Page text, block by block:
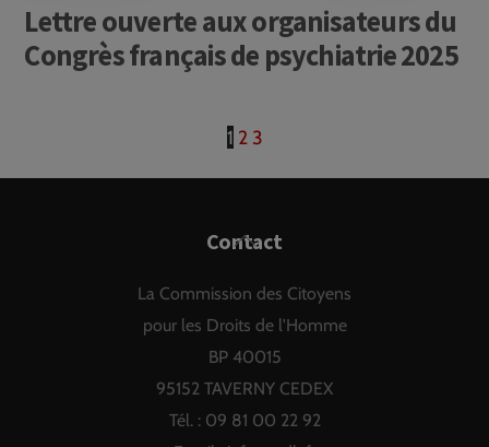
Lettre ouverte aux organisateurs du
Congrès français de psychiatrie 2025
1 2 3
Back
Top
Contact
La Commission des Citoyens
pour les Droits de l'Homme
BP 40015
95152 TAVERNY CEDEX
Tél. : 09 81 00 22 92